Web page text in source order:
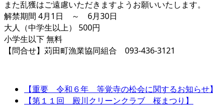
また乱獲はご遠慮いただきますようお願いいたします。
解禁期間 4月1日 ～ 6月30日
大人（中学生以上） 500円
小学生以下 無料
【問合せ】苅田町漁業協同組合 093-436-3121
【重要 令和６年 等覚寺の松会に関するお知らせ】
【第１１回 殿川クリーンクラブ 桜まつり】